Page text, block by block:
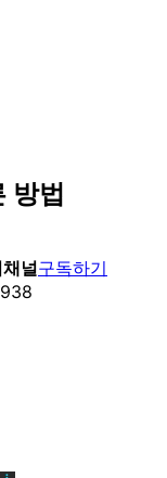
방법
널구독하기